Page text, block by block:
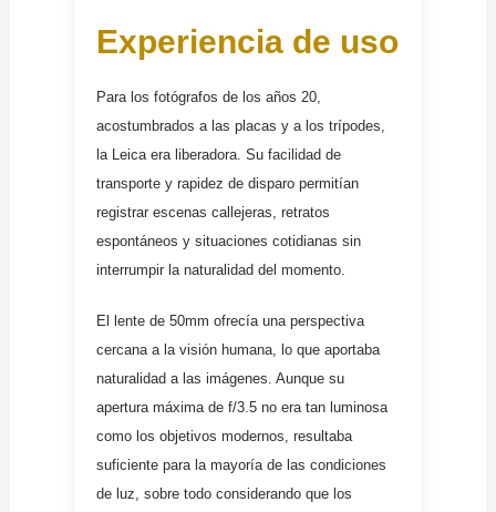
Experiencia de uso
Para los fotógrafos de los años 20,
acostumbrados a las placas y a los trípodes,
la Leica era liberadora. Su facilidad de
transporte y rapidez de disparo permitían
registrar escenas callejeras, retratos
espontáneos y situaciones cotidianas sin
interrumpir la naturalidad del momento.
El lente de 50mm ofrecía una perspectiva
cercana a la visión humana, lo que aportaba
naturalidad a las imágenes. Aunque su
apertura máxima de f/3.5 no era tan luminosa
como los objetivos modernos, resultaba
suficiente para la mayoría de las condiciones
de luz, sobre todo considerando que los